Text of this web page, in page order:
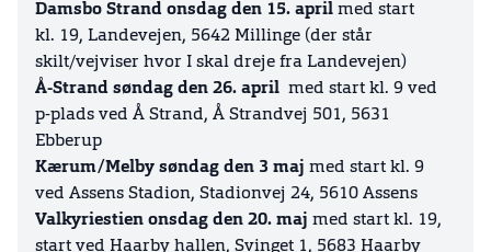
Damsbo Strand onsdag den 15. april med start
kl. 19, Landevejen, 5642 Millinge (der står
skilt/vejviser hvor I skal dreje fra Landevejen)
Å-Strand søndag den 26. april med start kl. 9 ved
p-plads ved Å Strand, Å Strandvej 501, 5631
Ebberup
Kærum/Melby søndag den 3 maj med start kl. 9
ved Assens Stadion, Stadionvej 24, 5610 Assens
Valkyriestien onsdag den 20. maj med start kl. 19,
start ved Haarby hallen, Svinget 1, 5683 Haarby